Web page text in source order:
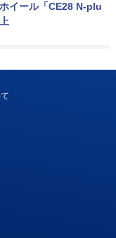
イール「CE28 N-plu